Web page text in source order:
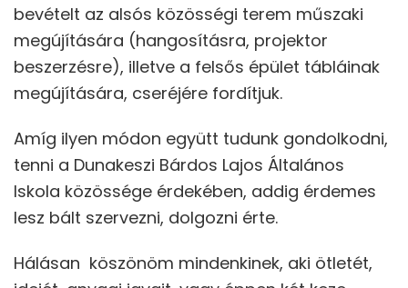
bevételt az alsós közösségi terem műszaki
megújítására (hangosításra, projektor
beszerzésre), illetve a felsős épület tábláinak
megújítására, cseréjére fordítjuk.
Amíg ilyen módon együtt tudunk gondolkodni,
tenni a Dunakeszi Bárdos Lajos Általános
Iskola közössége érdekében, addig érdemes
lesz bált szervezni, dolgozni érte.
Hálásan köszönöm mindenkinek, aki ötletét,